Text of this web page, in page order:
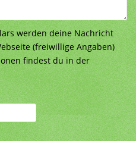
werden deine Nachricht
(freiwillige Angaben)
findest du in der